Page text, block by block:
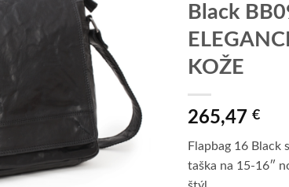
Black
KOŽE
265,47 €
Flapbag 16 Black
taška na 15-16″